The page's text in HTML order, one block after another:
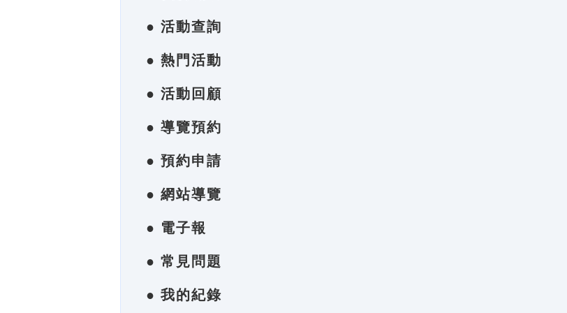
● 活動查詢
● 熱門活動
● 活動回顧
● 導覽預約
● 預約申請
● 網站導覽
● 電子報
● 常見問題
● 我的紀錄